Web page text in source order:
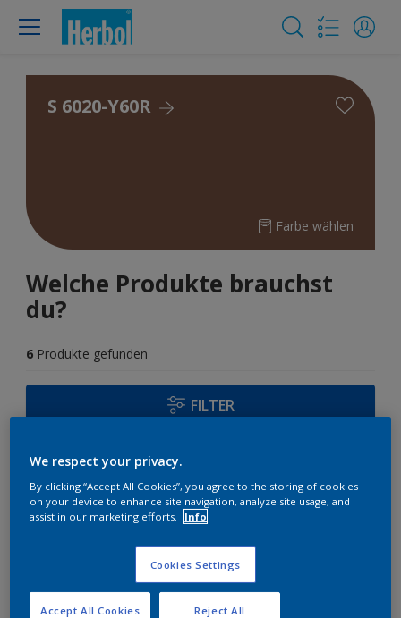
S 6020-Y60R
Farbe wählen
Welche Produkte brauchst
du?
6 Produkte gefunden
FILTER
Acryl Satin
Fenster geeignet
hoch strapazierfähig
leicht zu verarbeiten
We respect your privacy.
By clicking “Accept All Cookies”, you agree to the storing of cookies
on your device to enhance site navigation, analyze site usage, and
assist in our marketing efforts.
Info
Cookies Settings
Reject All
Accept All Cookies